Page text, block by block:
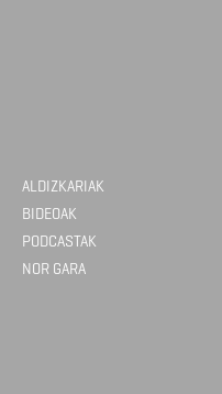
ALDIZKARIAK
BIDEOAK
PODCASTAK
NOR GARA